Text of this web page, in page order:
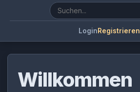
LoginRegistrieren
Willkommen